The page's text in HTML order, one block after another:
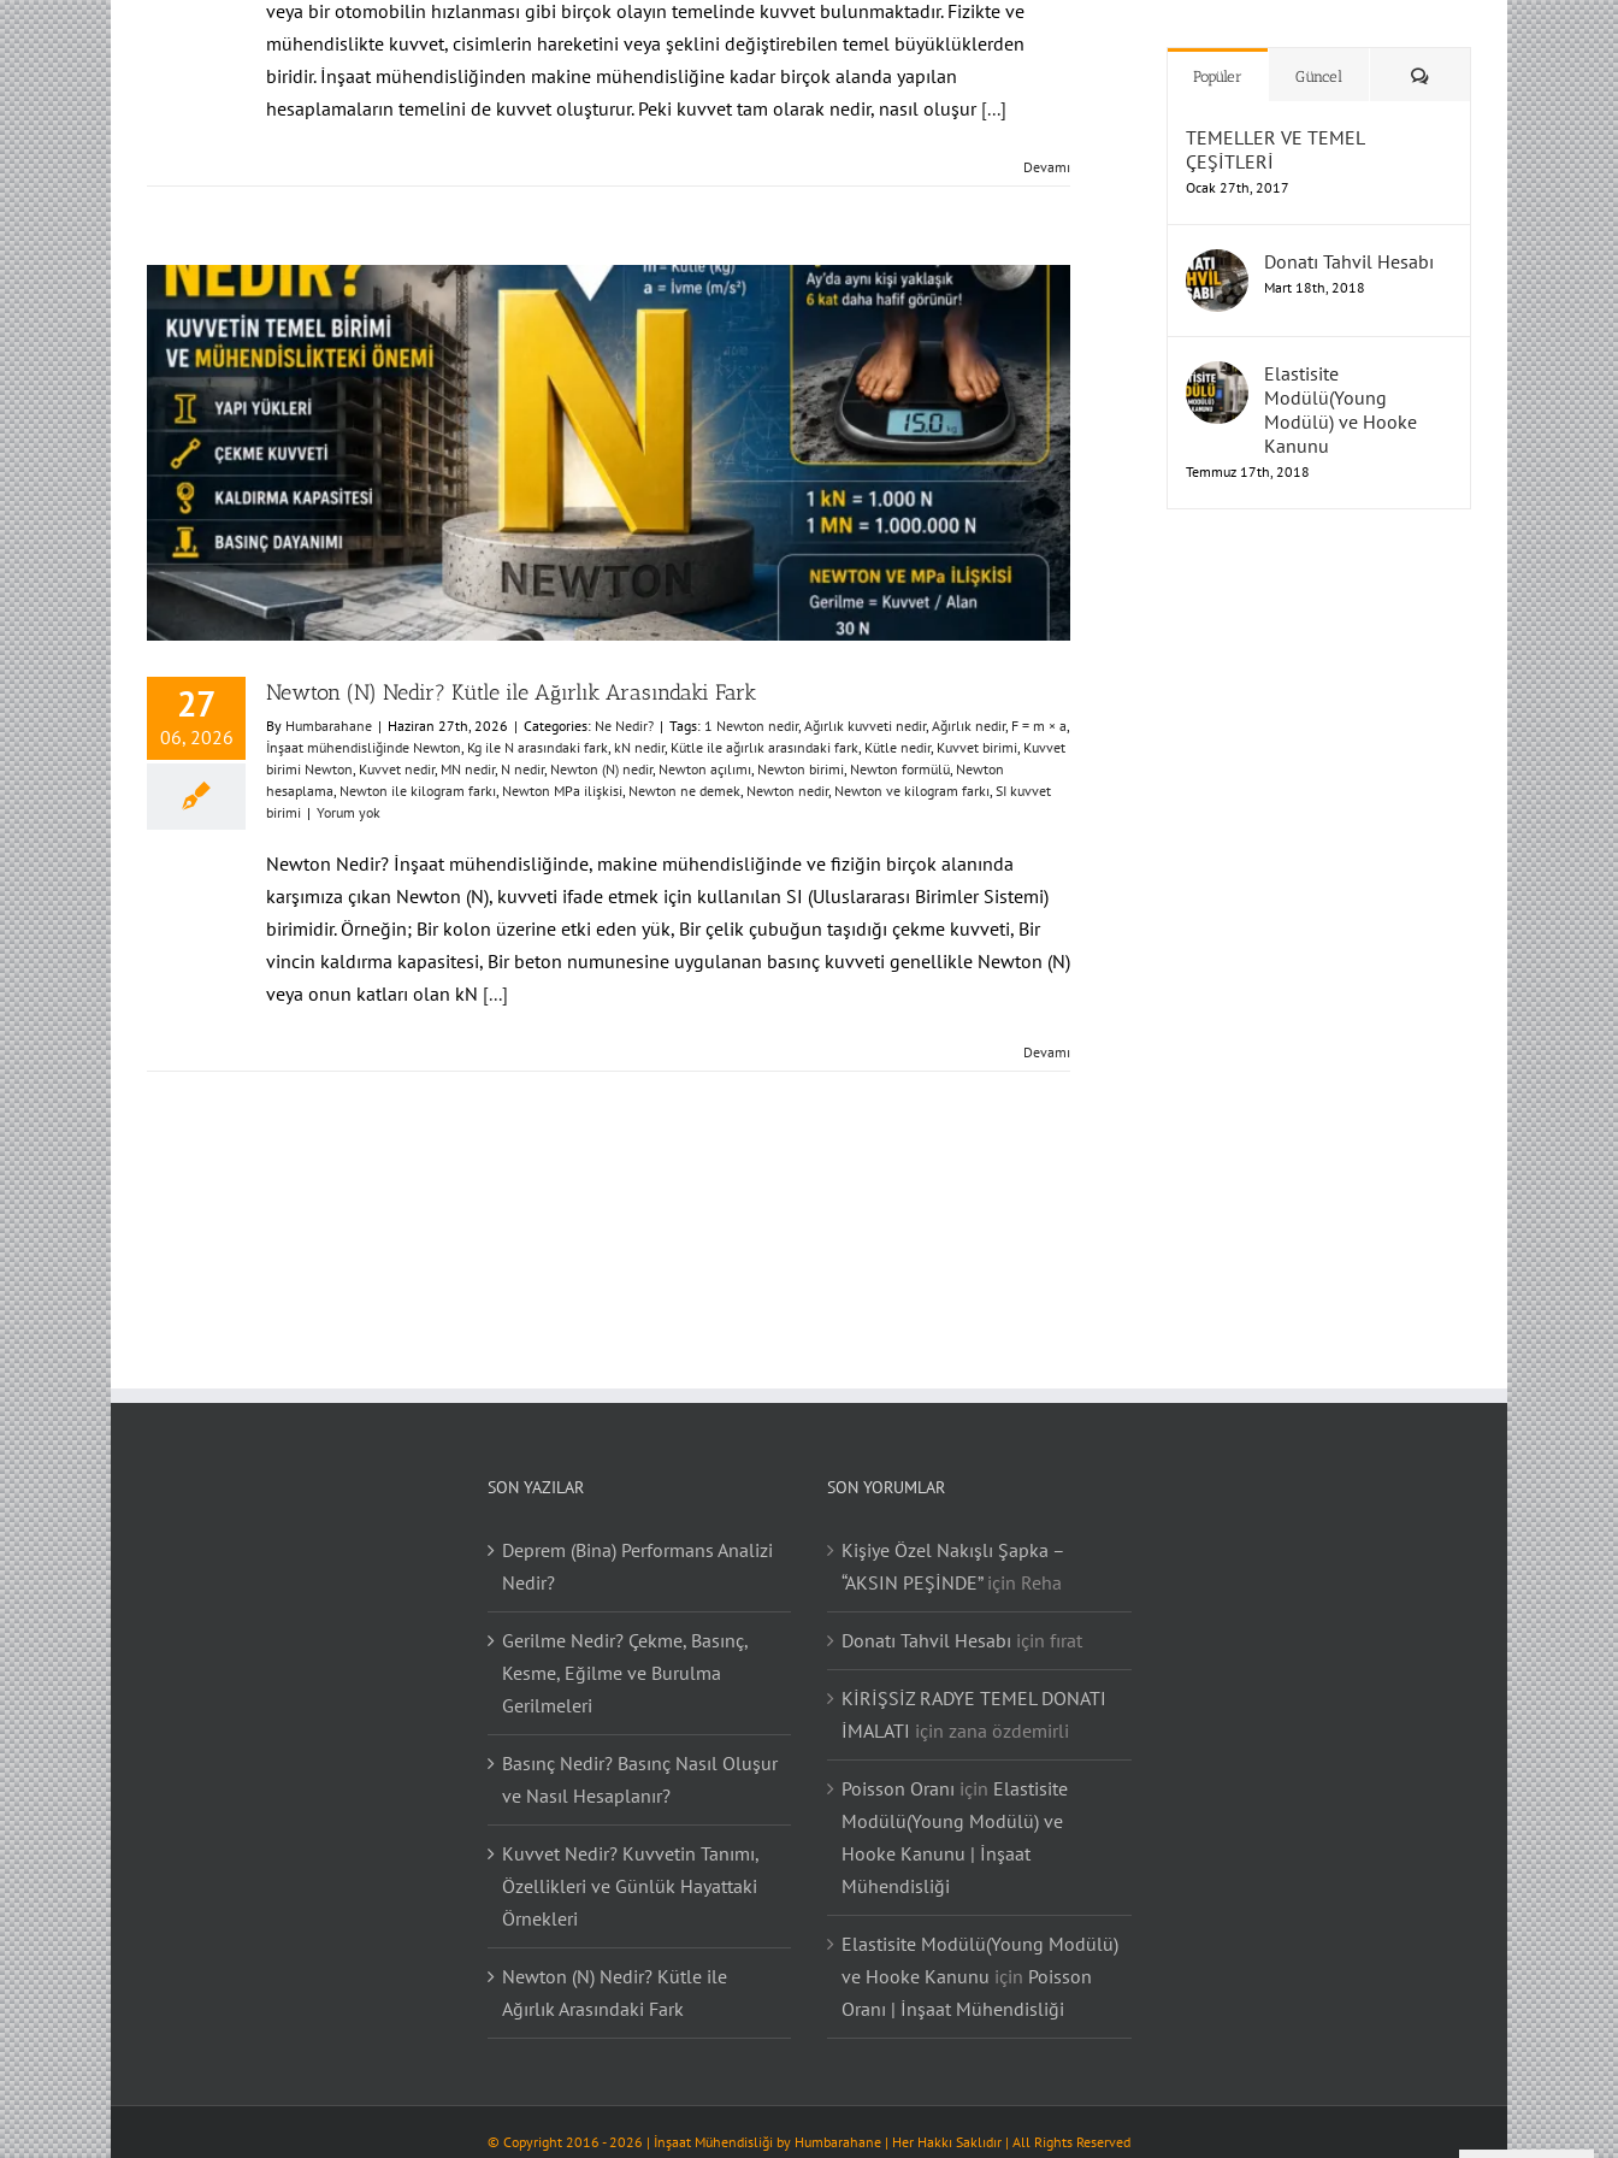
veya bir otomobilin hızlanması gibi birçok olayın temelinde kuvvet bulunmaktadır. Fizikte ve
mühendislikte kuvvet, cisimlerin hareketini veya şeklini değiştirebilen temel büyüklüklerden
biridir. İnşaat mühendisliğinden makine mühendisliğine kadar birçok alanda yapılan
hesaplamaların temelini de kuvvet oluşturur. Peki kuvvet tam olarak nedir, nasıl oluşur [...]
Devamı
27
06, 2026
Newton (N) Nedir? Kütle ile Ağırlık Arasındaki Fark
By Humbarahane | Haziran 27th, 2026 | Categories: Ne Nedir? | Tags: 1 Newton nedir, Ağırlık kuvveti nedir, Ağırlık nedir, F = m × a
İnşaat mühendisliğinde Newton Kg ile N arasındaki fark kN nedir, Kütle ile ağırlık arasındaki fark Kütle nedir, Kuvvet birimi Kuvvet
birimi Newton Kuvvet nedir, MN nedir, N nedir, Newton (N) nedir, Newton açılımı Newton birimi Newton formülü Newton
hesaplama Newton ile kilogram farkı Newton MPa ilişkisi Newton ne demek Newton nedir, Newton ve kilogram farkı SI kuvvet
birimi | Yorum yok
Newton Nedir? İnşaat mühendisliğinde, makine mühendisliğinde ve fiziğin birçok alanında
karşımıza çıkan Newton (N), kuvveti ifade etmek için kullanılan SI (Uluslararası Birimler Sistemi)
birimidir. Örneğin; Bir kolon üzerine etki eden yük, Bir çelik çubuğun taşıdığı çekme kuvveti, Bir
vincin kaldırma kapasitesi, Bir beton numunesine uygulanan basınç kuvveti genellikle Newton (N)
veya onun katları olan kN [...]
Devamı
TEMELLER VE TEMEL
ÇEŞİTLERİ
Donatı Tahvil Hesabı
Elastisite
Modülü(Young
Modülü) ve Hooke
Kanunu
Deprem (Bina) Performans Analizi
Nedir?
Gerilme Nedir? Çekme, Basınç,
Kesme, Eğilme ve Burulma
Gerilmeleri
Basınç Nedir? Basınç Nasıl Oluşur
ve Nasıl Hesaplanır?
Kuvvet Nedir? Kuvvetin Tanımı,
Özellikleri ve Günlük Hayattaki
Örnekleri
Newton (N) Nedir? Kütle ile
Ağırlık Arasındaki Fark
Kişiye Özel Nakışlı Şapka –
“AKSIN PEŞİNDE”içinReha
Donatı Tahvil Hesabıiçinfırat
KİRİŞSİZ RADYE TEMEL DONATI
İMALATIiçinzana özdemirli
Poisson OranıiçinElastisite
Modülü(Young Modülü) ve
Hooke Kanunu | İnşaat
Mühendisliği
Elastisite Modülü(Young Modülü)
ve Hooke KanunuiçinPoisson
Oranı | İnşaat Mühendisliği